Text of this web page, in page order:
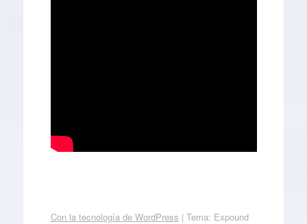
Con la tecnología de WordPress | Tema: Expound